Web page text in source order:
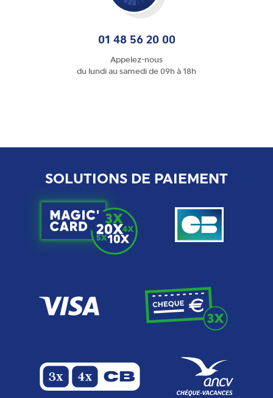
01 48 56 20 00
Appelez-nous
du lundi au samedi de 09h à 18h
SOLUTIONS DE PAIEMENT